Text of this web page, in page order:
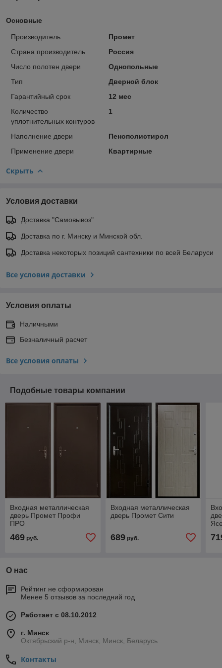
Основные
Производитель
Промет
Страна производитель
Россия
Число полотен двери
Однопольные
Тип
Дверной блок
Гарантийный срок
12 мес
Количество
уплотнительных контуров
1
Наполнение двери
Пенополистирол
Применение двери
Квартирные
Скрыть
Условия доставки
Доставка "Самовывоз"
Доставка по г. Минску и Минской обл.
Доставка некоторых позиций сантехники по всей Беларуси
Все условия доставки
Условия оплаты
Наличными
Безналичный расчет
Все условия оплаты
Подобные товары компании
Входная металлическая
дверь Промет Профи
ПРО
469 руб.
Входная металлическая
дверь Промет Сити
689руб.
О нас
Рейтинг не сформирован
Менее 5 отзывов за последний год
Работает с 08.10.2012
г. Минск
Октябрьский р-н, Минск, Минск, Беларусь
Контакты